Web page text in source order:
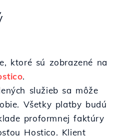
ktoré sú zobrazené na
.
služieb sa môže
Všetky platby budú
proformnej faktúry
Hostico. Klient